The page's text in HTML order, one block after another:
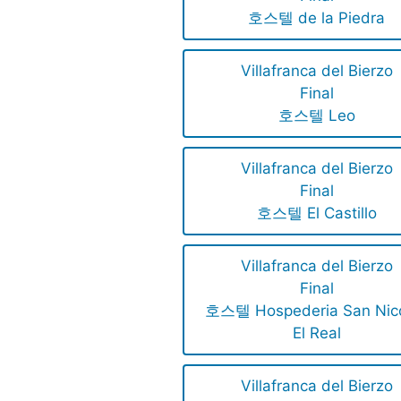
호스텔 de la Piedra
Villafranca del Bierzo
Final
호스텔 Leo
Villafranca del Bierzo
Final
호스텔 El Castillo
Villafranca del Bierzo
Final
호스텔 Hospederia San
El Real
Villafranca del Bierzo